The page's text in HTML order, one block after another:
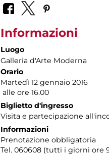
Informazioni
Luogo
Galleria d'Arte Moderna
Orario
Martedì 12 gennaio 2016
alle ore 16.00
Biglietto d'ingresso
Visita e partecipazione
Informazioni
Prenotazione obbligatoria
Tel. 060608 (tutti i giorni ore